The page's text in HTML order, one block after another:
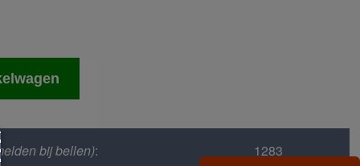
bij bellen): 1283